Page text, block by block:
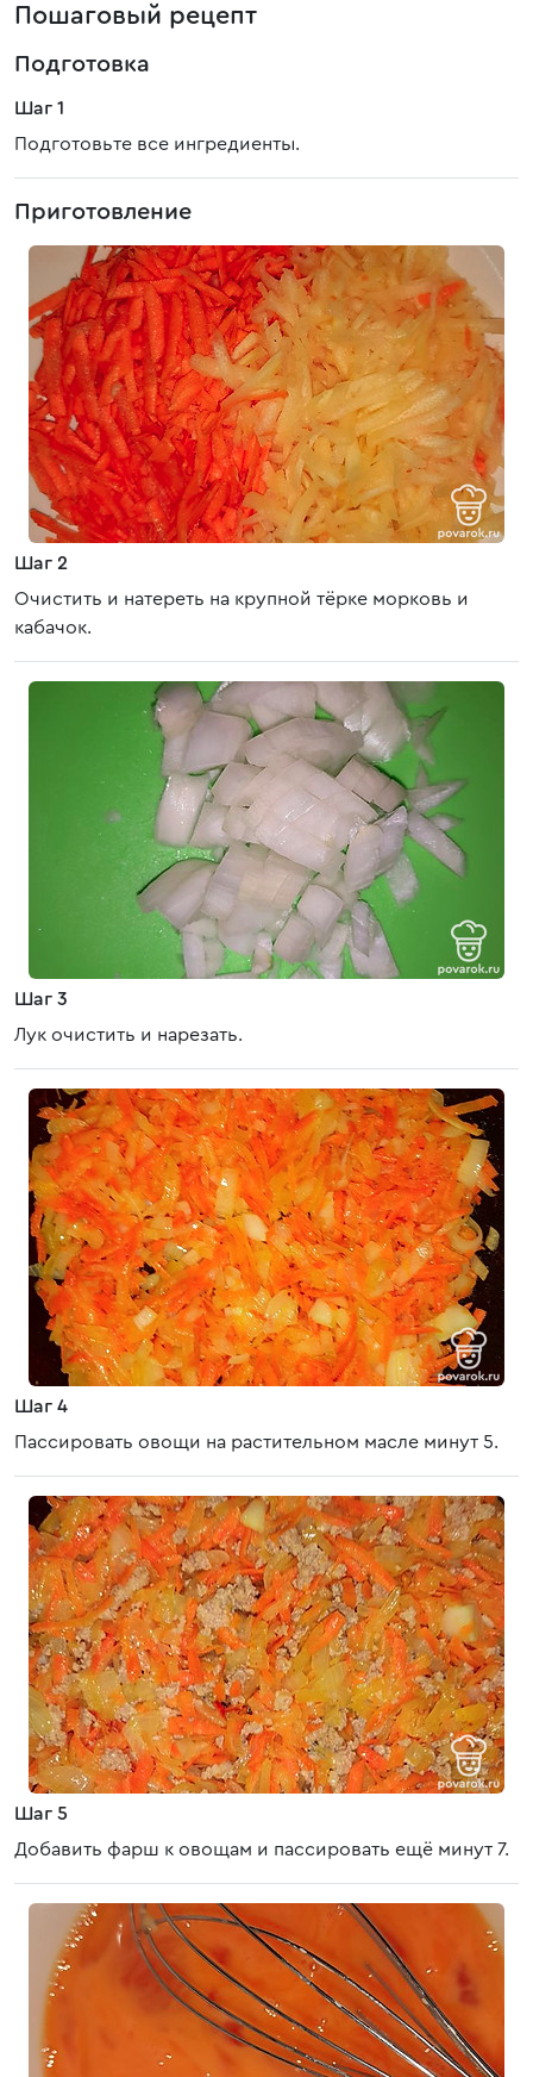
Пошаговый рецепт
Подготовка
Шаг 1
Подготовьте все ингредиенты.
Приготовление
Шаг 2
Очистить и натереть на крупной тёрке морковь и
кабачок.
Шаг 3
Лук очистить и нарезать.
Шаг 4
Пассировать овощи на растительном масле минут 5.
Шаг 5
Добавить фарш к овощам и пассировать ещё минут 7.